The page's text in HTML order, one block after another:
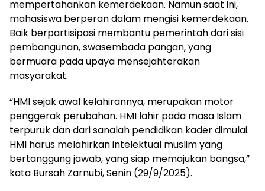
mempertahankan kemerdekaan. Namun saat ini,
mahasiswa berperan dalam mengisi kemerdekaan.
Baik berpartisipasi membantu pemerintah dari sisi
pembangunan, swasembada pangan, yang
bermuara pada upaya mensejahterakan
masyarakat.
“HMI sejak awal kelahirannya, merupakan motor
penggerak perubahan. HMI lahir pada masa Islam
terpuruk dan dari sanalah pendidikan kader dimulai.
HMI harus melahirkan intelektual muslim yang
bertanggung jawab, yang siap memajukan bangsa,”
kata Bursah Zarnubi, Senin (29/9/2025).